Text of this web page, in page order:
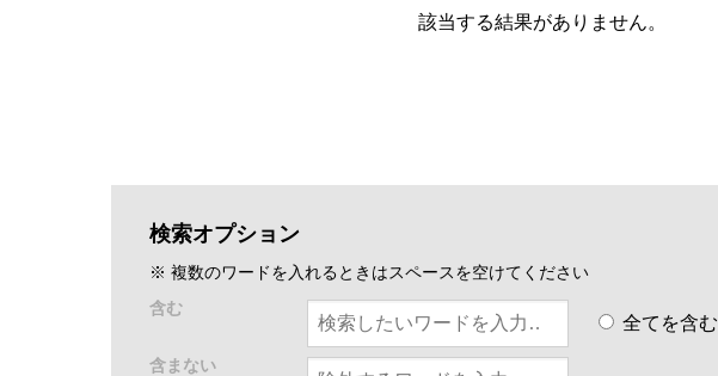
該当する結果がありません。
検索オプション
※ 複数のワードを入れるときはスペースを空けてください
含む
全てを含む
含まない